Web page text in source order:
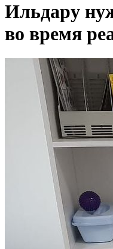
Ильдару
во время